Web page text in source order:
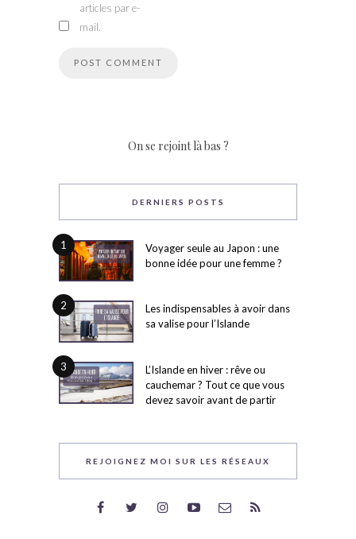
articles par e-
mail.
On se rejoint là bas ?
DERNIERS POSTS
1
Voyager seule au Japon : une
bonne idée pour une femme ?
2
Les indispensables à avoir dans
sa valise pour l’Islande
3
L’Islande en hiver : rêve ou
cauchemar ? Tout ce que vous
devez savoir avant de partir
REJOIGNEZ MOI SUR LES RÉSEAUX